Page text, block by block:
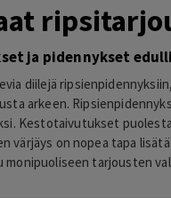
ja pidennykset
diilejä
arkeen.
Kestotaivutukset
värjäys on nopea tapa
tarjousten